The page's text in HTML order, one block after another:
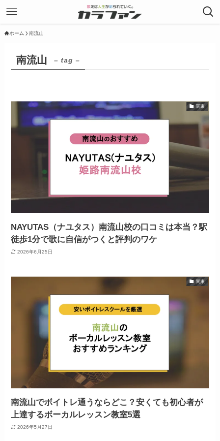
ホーム 南流山
南流山 – tag –
関東
NAYUTAS（ナユタス）南流山校の口コミは本当？駅
徒歩1分で歌に自信がつくと評判のワケ
2026年6月25日
関東
南流山でボイトレ通うならどこ？安くても初心者が
上達するボーカルレッスン教室5選
2026年5月27日